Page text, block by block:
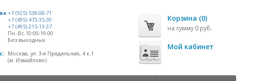
+7 (925) 538-08-71
+7 (495) 473-35-30
+7 (495) 215-13-37
Пн.-Вс.10:00-19:00
Без выходных
Москва, ул. 3-я Прядильная, 4 к.1
(м. Измайлово)
Корзина (0)
на сумму 0 руб.
Мой кабинет